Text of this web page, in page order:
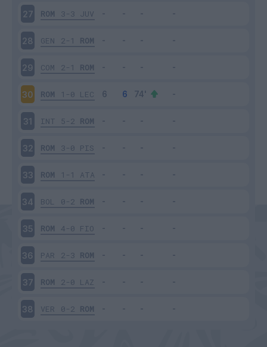
27 ROM 3-3 JUV
28 GEN 2-1 ROM
29 COM 2-1 ROM
30 ROM 1-0 LEC
31 INT 5-2 ROM
32 ROM 3-0 PIS
33 ROM 1-1 ATA
34 BOL 0-2 ROM
35 ROM 4-0 FIO
36 PAR 2-3 ROM
37 ROM 2-0 LAZ
38 VER 0-2 ROM